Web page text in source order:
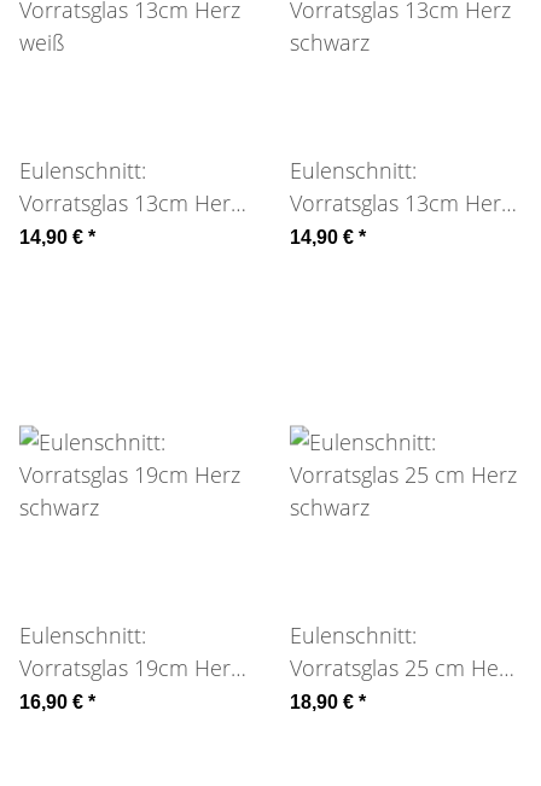
Eulenschnitt:
Vorratsglas 13cm Herz
weiß
14,90 € *
Eulenschnitt:
Vorratsglas 13cm Herz
schwarz
14,90 € *
Eulenschnitt:
Vorratsglas 19cm Herz
schwarz
16,90 € *
Eulenschnitt:
Vorratsglas 25 cm Herz
schwarz
18,90 € *